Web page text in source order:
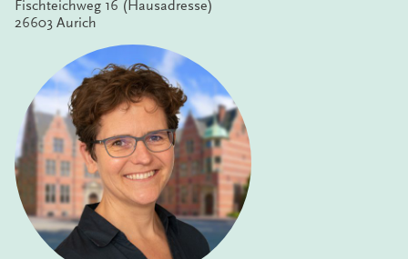
Fischteichweg 16 (Hausadresse)
26603 Aurich